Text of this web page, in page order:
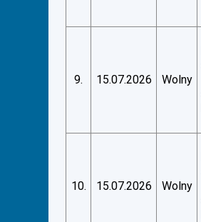
9. 15.07.2026 Wolny
10. 15.07.2026 Wolny